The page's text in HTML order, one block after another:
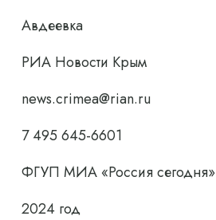
Авдеевка
РИА Новости Крым
news.crimea@rian.ru
7 495 645-6601
ФГУП МИА «Россия сегодня»
2024 год